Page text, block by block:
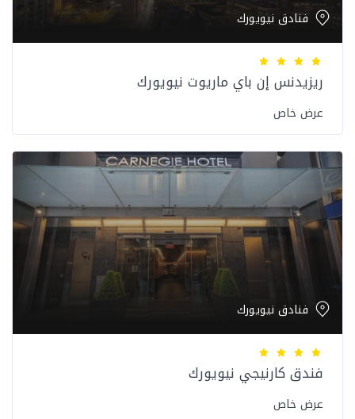
فنادق نيويورك
ريزيدنس إن باي ماريوت نيويورك
عرض خاص
فنادق نيويورك
فندق كارنيجي نيويورك
عرض خاص